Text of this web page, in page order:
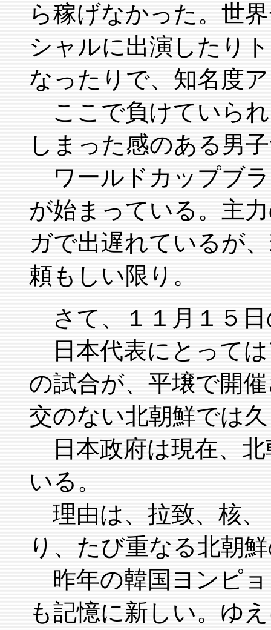
ら稼げなかった。世
シャルに出演したり
なったりで、知名度
ここで負けていら
しまった感のある男
ワールドカップブ
が始まっている。主
ガで出遅れているが
頼もしい限り。
さて、１１月１５
日本代表にとって
の試合が、平壌で開
交のない北朝鮮では
日本政府は現在、北
いる。
理由は、拉致、核
り、たび重なる北朝
昨年の韓国ヨンピ
も記憶に新しい。ゆ